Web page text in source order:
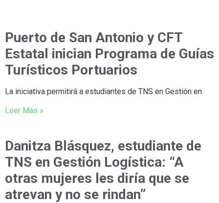
Puerto de San Antonio y CFT
Estatal inician Programa de Guías
Turísticos Portuarios
La iniciativa permitirá a estudiantes de TNS en Gestión en
Leer Más »
Danitza Blásquez, estudiante de
TNS en Gestión Logística: “A
otras mujeres les diría que se
atrevan y no se rindan”